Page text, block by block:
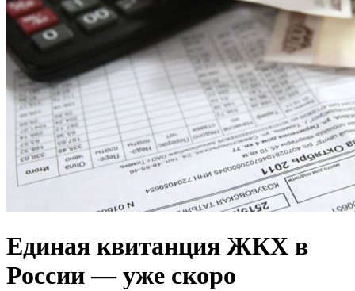
Единая квитанция ЖКХ в
России — уже скоро